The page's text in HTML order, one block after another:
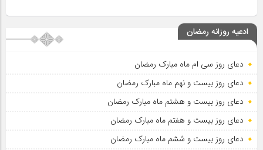
ادعیه روزانه رمضان
دعای روز سی ام ماه مبارک رمضان
دعای روز بیست و نهم ماه مبارک رمضان
دعای روز بیست و هشتم ماه مبارک رمضان
دعای روز بیست و هفتم ماه مبارک رمضان
دعای روز بیست و ششم ماه مبارک رمضان